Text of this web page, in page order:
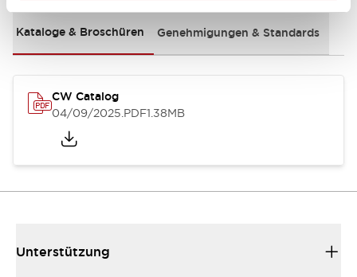
Kataloge & Broschüren Genehmigungen & Standards
CW Catalog
04/09/2025.PDF1.38MB
Unterstützung